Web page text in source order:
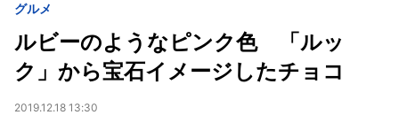
グルメ
ルビーのようなピンク色 「ルッ
ク」から宝石イメージしたチョコ
2019.12.18 13:30